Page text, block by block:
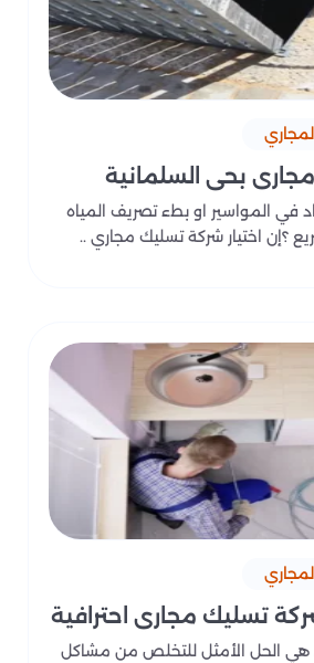
بحي السلمانية
في المواسير او بطء تصريف المياه
؟إن اختيار شركة تسليك مجاري ..
شركة تسليك مجاري احترافية
هي الحل الأمثل للتخلص من مشاكل